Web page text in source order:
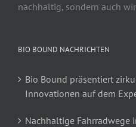
nachhaltig, sondern auch
BIO BOUND NACHRICHTEN
Bio Bound präsentiert
Innovationen auf dem
Nachhaltige Fahrradwege